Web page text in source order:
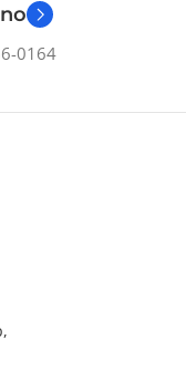
0164